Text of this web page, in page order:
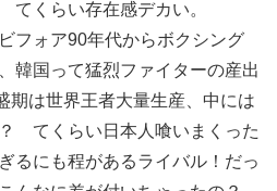
くらい存在感デカい。
ォア90年代からボクシング
韓国って猛烈ファイターの産出
期は世界王者大量生産、中には
てくらい日本人喰いまくった
るにも程があるライバル！だっ